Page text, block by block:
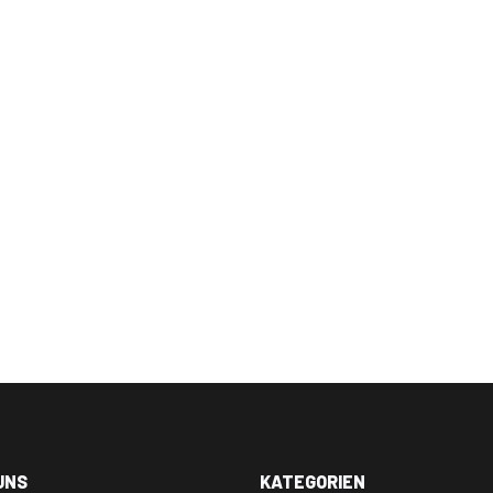
KATEGORIEN